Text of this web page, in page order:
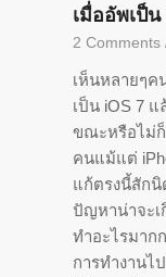
เมื่ออัพเป็น
2 Comments
เห็นหลายๆค
เป็น iOS 7 แ
ขณะหรือไม่ก็
คนแม้แต่
แก้ตรงนี้สักนิ
ปัญหาน่าจะเ
ทำอะไรมาก
การทำงานไ